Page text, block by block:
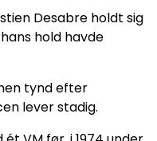
Desabre holdt sig
hold havde
tynd efter
lever stadig.